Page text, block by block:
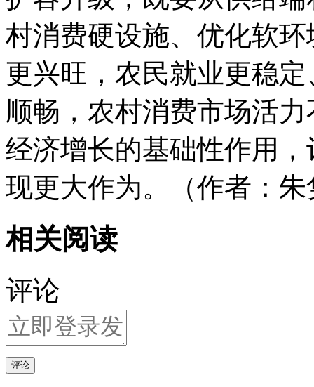
村消费硬设施、优化软
更兴旺，农民就业更稳
顺畅，农村消费市场活
经济增长的基础性作用
现更大作为。（作者：朱
相关阅读
评论
评论